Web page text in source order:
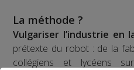
La méthode ?
Vulgariser l’industrie en
prétexte du robot : de la
collégiens et lycéens